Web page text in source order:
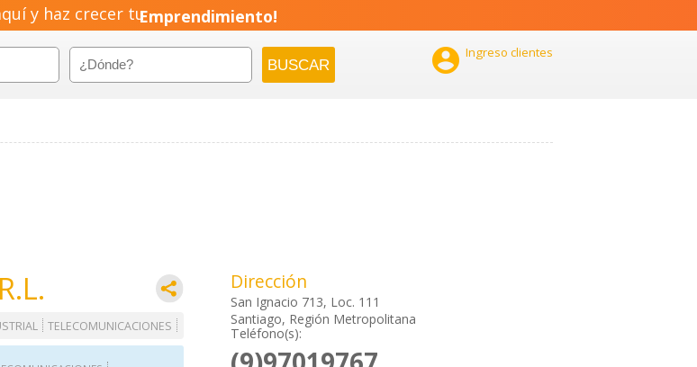
y haz crecer tuEmprendimiento!
 Ingreso clientes
TELECOMUNICACIONES
Dirección
San Ignacio 713, Loc. 111
Santiago, Región Metropolitana
Teléfono(s):